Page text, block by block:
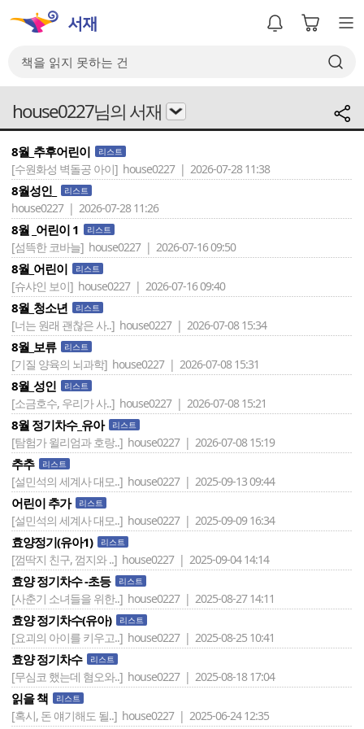
house0227님의 서재
8월_추후어린이 리스트
[수원화성 벽돌공 아이] house0227 | 2026-07-28 11:38
8월성인_ 리스트
house0227 | 2026-07-28 11:26
8월 _어린이 1 리스트
[섬뜩한 코바늘] house0227 | 2026-07-16 09:50
8월_어린이 리스트
[슈샤인 보이] house0227 | 2026-07-16 09:40
8월_청소년 리스트
[너는 원래 괜찮은 사..] house0227 | 2026-07-08 15:34
8월_보류 리스트
[기질 양육의 뇌과학] house0227 | 2026-07-08 15:31
8월_성인 리스트
[소금호수, 우리가 사..] house0227 | 2026-07-08 15:21
8월 정기차수_유아 리스트
[탐험가 윌리엄과 호랑..] house0227 | 2026-07-08 15:19
추추 리스트
[설민석의 세계사 대모..] house0227 | 2025-09-13 09:44
어린이 추가 리스트
[설민석의 세계사 대모..] house0227 | 2025-09-09 16:34
효양정기(유아1) 리스트
[껌딱지 친구, 껌지와 ..] house0227 | 2025-09-04 14:14
효양 정기차수 -초등 리스트
[사춘기 소녀들을 위한..] house0227 | 2025-08-27 14:11
효양 정기차수(유아) 리스트
[요괴의 아이를 키우고..] house0227 | 2025-08-25 10:41
효양 정기차수 리스트
[무심코 했는데 혐오와..] house0227 | 2025-08-18 17:04
읽을 책 리스트
[혹시, 돈 얘기해도 될..] house0227 | 2025-06-24 12:35